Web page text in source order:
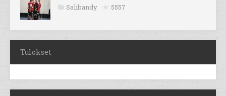
Salibandy 5557
Tulokset